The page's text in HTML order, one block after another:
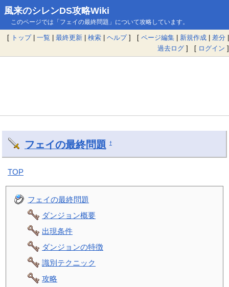
風来のシレンDS攻略Wiki
このページでは「フェイの最終問題」について攻略しています。
[ トップ| 一覧 | 最終更新 | 検索 | ヘルプ] [ ページ編集 | 新規作成 | 差分 |
過去ログ ] [ ログイン ]
フェイの最終問題 †
TOP
フェイの最終問題
ダンジョン概要
出現条件
ダンジョンの特徴
識別テクニック
攻略